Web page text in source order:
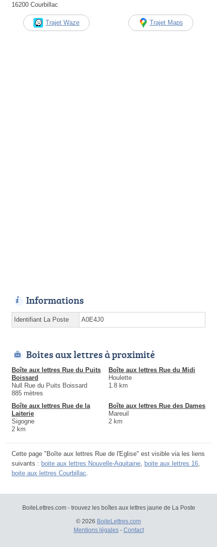
16200 Courbillac
Trajet Waze Trajet Maps
Informations
Identifiant La Poste A0E4J0
Boites aux lettres à proximité
Boîte aux lettres Rue du Puits
Boissard
Null Rue du Puits Boissard
885 mètres
Boîte aux lettres Rue du Midi
Houlette
1.8 km
Boîte aux lettres Rue de la
Laiterie
Sigogne
2 km
Boîte aux lettres Rue des Dames
Mareuil
2 km
Cette page "Boîte aux lettres Rue de l'Eglise" est visible via les liens
suivants : boite aux lettres Nouvelle-Aquitaine boite aux lettres 16
boite aux lettres Courbillac
BoiteLettres.com - trouvez les boîtes aux lettres jaune de La Poste
© 2026 BoiteLettres.com
Mentions légales- Contact